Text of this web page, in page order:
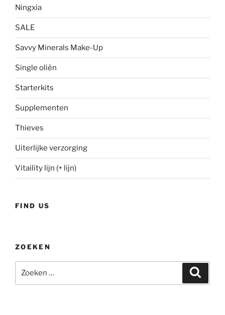
Ningxia
SALE
Savvy Minerals Make-Up
Single oliën
Starterkits
Supplementen
Thieves
Uiterlijke verzorging
Vitaility lijn (+ lijn)
FIND US
ZOEKEN
naar: